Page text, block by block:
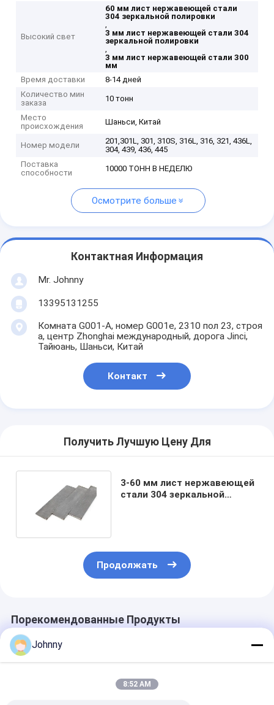
Высокий свет
60 мм лист нержавеющей стали
304 зеркальной полировки
,
3 мм лист нержавеющей стали 304
зеркальной полировки
,
3 мм лист нержавеющей стали 300
мм
Время доставки
8-14 дней
Количество мин
заказа
10 тонн
Место
происхождения
Шаньси, Китай
Номер модели
201,301L, 301, 310S, 316L, 316, 321, 436L,
304, 439, 436, 445
Поставка
способности
10000 ТОНН В НЕДЕЛЮ
Осмотрите больше
Контактная Информация
Mr. Johnny
13395131255
Комната G001-A, номер G001e, 2310 пол 23, строя
a, центр Zhonghai международный, дорога Jinci,
Тайюань, Шаньси, Китай
Контакт
Получить Лучшую Цену Для
3-60 мм лист нержавеющей
стали 304 зеркальной
Продолжать
Порекомендованные Продукты
Johnny
8:52 AM